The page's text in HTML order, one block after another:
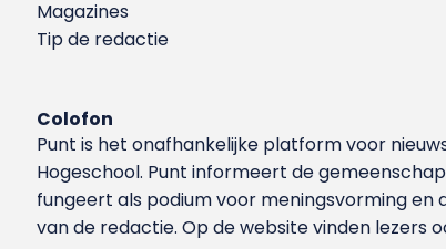
Magazines
Tip de redactie
Colofon
Punt is het onafhankelijke platform voor
Hoge­school. Punt informeert de
fungeert als podium voor meningsvorming en
van de redactie. Op de website vinden lezers